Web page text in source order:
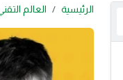
الرئيسية العالم